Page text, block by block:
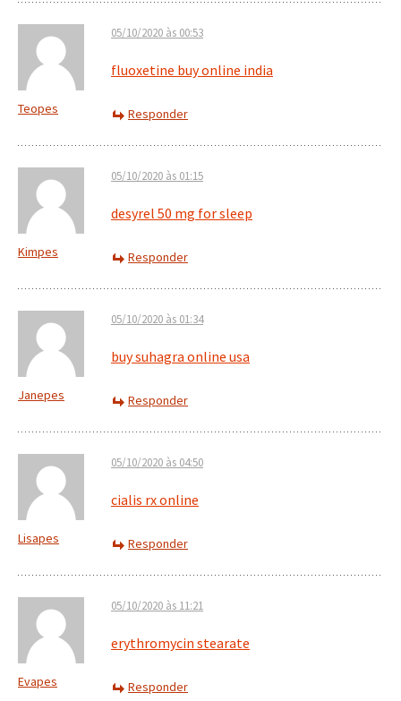
Teopes
05/10/2020 às 00:53
fluoxetine buy online india
Responder
Kimpes
05/10/2020 às 01:15
desyrel 50 mg for sleep
Responder
Janepes
05/10/2020 às 01:34
buy suhagra online usa
Responder
Lisapes
05/10/2020 às 04:50
cialis rx online
Responder
Evapes
05/10/2020 às 11:21
erythromycin stearate
Responder